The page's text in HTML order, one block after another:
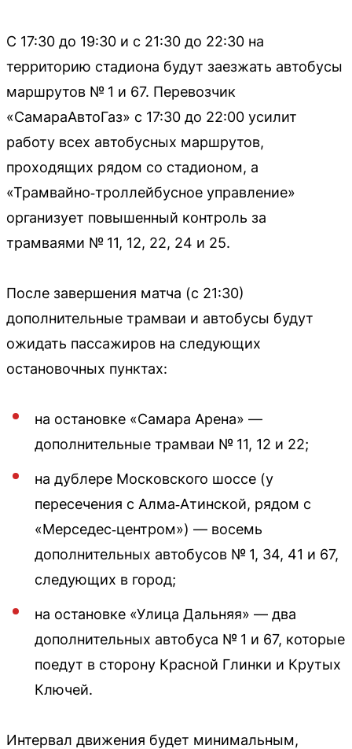
С 17:30 до 19:30 и с 21:30 до 22:30 на
территорию стадиона будут заезжать автобусы
маршрутов № 1 и 67. Перевозчик
«СамараАвтоГаз» с 17:30 до 22:00 усилит
работу всех автобусных маршрутов,
проходящих рядом со стадионом, а
«Трамвайно‑троллейбусное управление»
организует повышенный контроль за
трамваями № 11, 12, 22, 24 и 25.
После завершения матча (с 21:30)
дополнительные трамваи и автобусы будут
ожидать пассажиров на следующих
остановочных пунктах:
на остановке «Самара Арена» —
дополнительные трамваи № 11, 12 и 22;
на дублере Московского шоссе (у
пересечения с Алма‑Атинской, рядом с
«Мерседес‑центром») — восемь
дополнительных автобусов № 1, 34, 41 и 67,
следующих в город;
на остановке «Улица Дальняя» — два
дополнительных автобуса № 1 и 67, которые
поедут в сторону Красной Глинки и Крутых
Ключей.
Интервал движения будет минимальным,